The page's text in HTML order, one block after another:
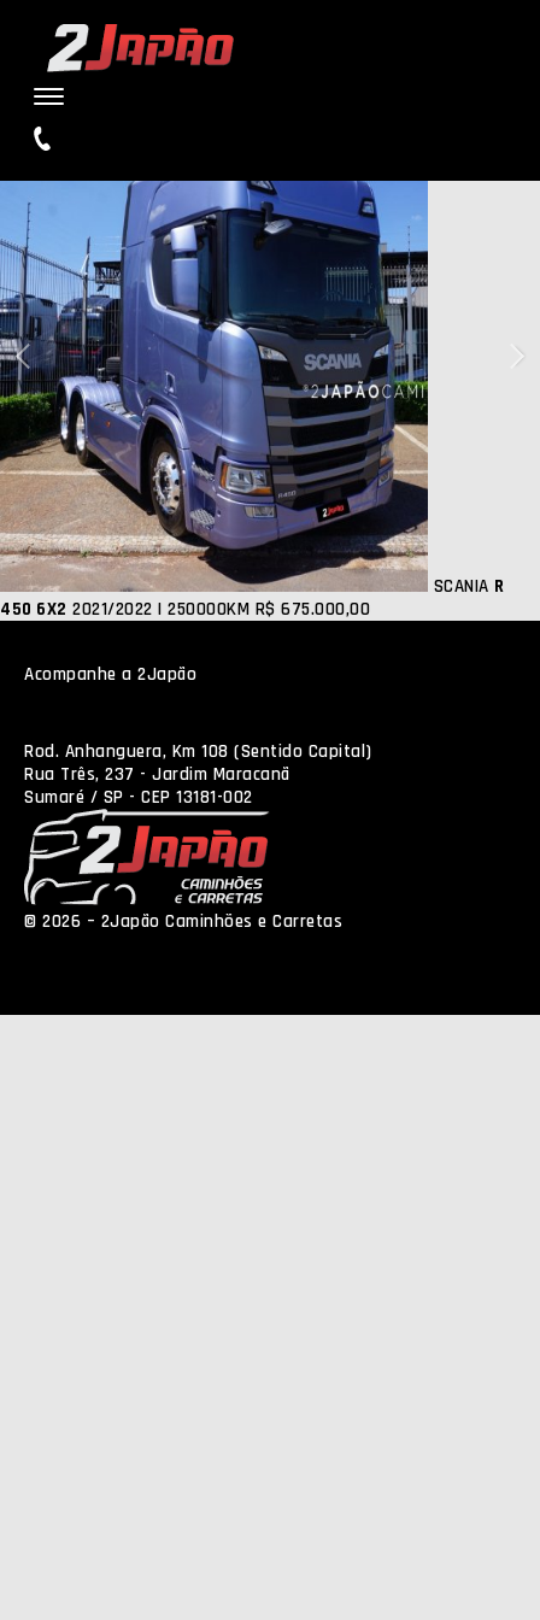
WARNING: UNDEFINED VARIABLE $TIPO IN
/HOME/STORAGE/4/1D/E5/W2JAPAOCAMINHOES1/PUBLIC_HTML/
ON LINE
SCANIA R
450 6X2 2021/2022 | 250000KM R$ 675.000,00
Acompanhe a 2Japão
Rod. Anhanguera, Km 108 (Sentido Capital)
Rua Três, 237 - Jardim Maracanã
Sumaré / SP - CEP 13181-002
© 2026 – 2Japão Caminhões e Carretas